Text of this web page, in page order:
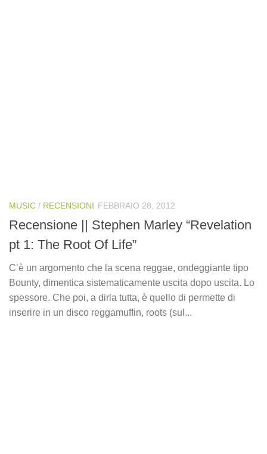
MUSIC / RECENSIONI FEBBRAIO 28, 2012
Recensione || Stephen Marley “Revelation
pt 1: The Root Of Life”
C’è un argomento che la scena reggae, ondeggiante tipo
Bounty, dimentica sistematicamente uscita dopo uscita. Lo
spessore. Che poi, a dirla tutta, è quello di permette di
inserire in un disco reggamuffin, roots (sul...